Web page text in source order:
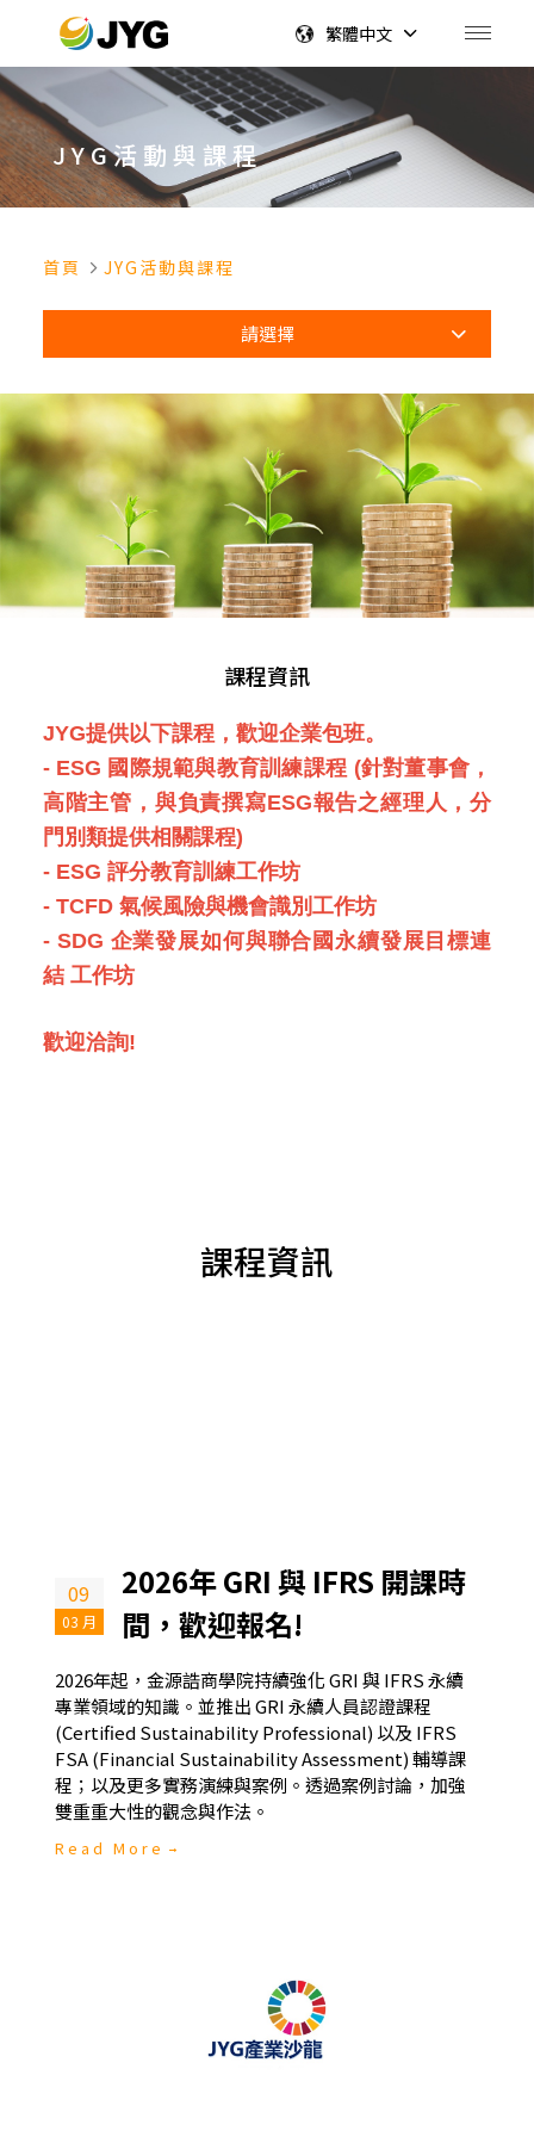
繁體中文
JYG活動與課程
首頁 JYG活動與課程
請選擇
課程資訊
JYG提供以下課程，歡迎企業包班。
- ESG 國際規範與教育訓練課程 (針對董事會，
高階主管，與負責撰寫ESG報告之經理人，分
門別類提供相關課程)
- ESG 評分教育訓練工作坊
- TCFD 氣候風險與機會識別工作坊
- SDG 企業發展如何與聯合國永續發展目標連
結 工作坊
歡迎洽詢!
課程資訊
09
03 月
2026年 GRI 與 IFRS 開課時
間，歡迎報名!
2026年起，金源誥商學院持續強化 GRI 與 IFRS 永續
專業領域的知識。並推出 GRI 永續人員認證課程
(Certified Sustainability Professional) 以及 IFRS
FSA (Financial Sustainability Assessment) 輔導課
程；以及更多實務演練與案例。透過案例討論，加強
雙重重大性的觀念與作法。
Read More